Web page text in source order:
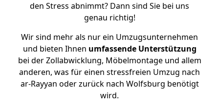
den Stress abnimmt? Dann sind Sie bei uns
genau richtig!
Wir sind mehr als nur ein Umzugsunternehmen
und bieten Ihnen umfassende Unterstützung
bei der Zollabwicklung, Möbelmontage und allem
anderen, was für einen stressfreien Umzug nach
ar-Rayyan oder zurück nach Wolfsburg benötigt
wird.